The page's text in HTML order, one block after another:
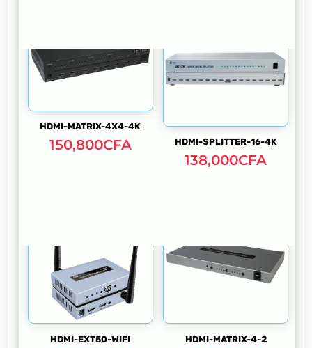
HDMI-MATRIX-4X4-4K
150,800CFA HDMI-SPLITTER-16-4K
138,000CFA
HDMI-EXT50-WIFI HDMI-MATRIX-4-2